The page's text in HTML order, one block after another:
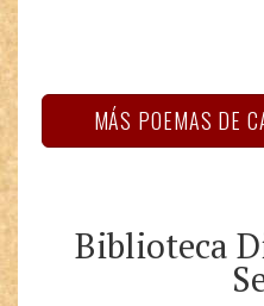
MÁS POEMAS DE
Biblioteca